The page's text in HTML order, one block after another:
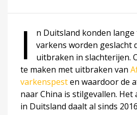
I
n Duitsland konden
varkens worden geslacht
uitbraken in slachterijen.
te maken met uitbraken van
varkenspesten waardoor de
naar China is stilgevallen.
in Duitsland daalt al sinds